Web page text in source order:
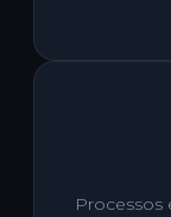
Processos